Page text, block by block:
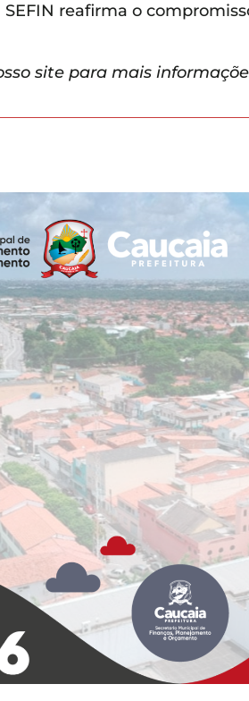
SEFIN reafirma o
site para mais